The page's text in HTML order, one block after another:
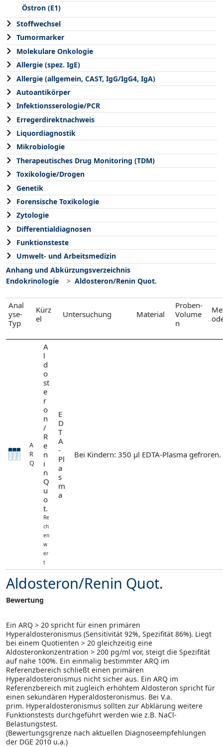
Östron (E1)
Stoffwechsel
Tumormarker
Molekulare Onkologie
Allergie (spez. IgE)
Allergie (allgemein, CAST, IgG/IgG4, IgA)
Autoantikörper
Infektionsserologie/PCR
Erregerdirektnachweis
Liquordiagnostik
Mikrobiologie
Therapeutisches Drug Monitoring (TDM)
Toxikologie/Drogen
Genetik
Forensische Toxikologie
Zytologie
Differentialdiagnosen
Funktionsteste
Umwelt- und Arbeitsmedizin
Anhang und Abkürzungsverzeichnis
Endokrinologie
Aldosteron/Renin Quot.
Anal
yse-
Typ
Kürz
el
Untersuchung Material
Proben-
Volume
n
A
R
Q
A
l
d
o
st
e
r
o
n
/
R
e
n
i
n
Q
u
o
t.
Re
ch
en
w
er
t
E
D
T
A
-
Pl
a
s
m
a
Bei Kindern: 350 µl EDTA-Plasma gefroren.
Aldosteron/Renin Quot.
Bewertung
Ein ARQ > 20 spricht für einen primären
Hyperaldosteronismus (Sensitivität 92%, Spezifität 86%). Liegt
bei einem Quotienten > 20 gleichzeitig eine
Aldosteronkonzentration > 200 pg/ml vor, steigt die Spezifität
auf nahe 100%. Ein einmalig bestimmter ARQ im
Referenzbereich schließt einen primären
Hyperaldosteronismus nicht sicher aus. Ein ARQ im
Referenzbereich mit zugleich erhöhtem Aldosteron spricht für
einen sekundären Hyperaldosteronismus. Bei V.a.
prim. Hyperaldosteronismus sollten zur Abklärung weitere
Funktionstests durchgeführt werden wie z.B. NaCl-
Belastungstest.
(Bewertungsgrenze nach aktuellen Diagnoseempfehlungen
der DGE 2010 u.a.)